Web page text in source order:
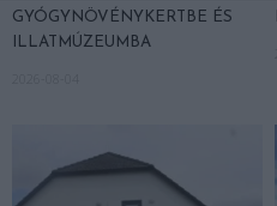
GYÓGYNÖVÉNYKERTBE ÉS
ILLATMÚZEUMBA